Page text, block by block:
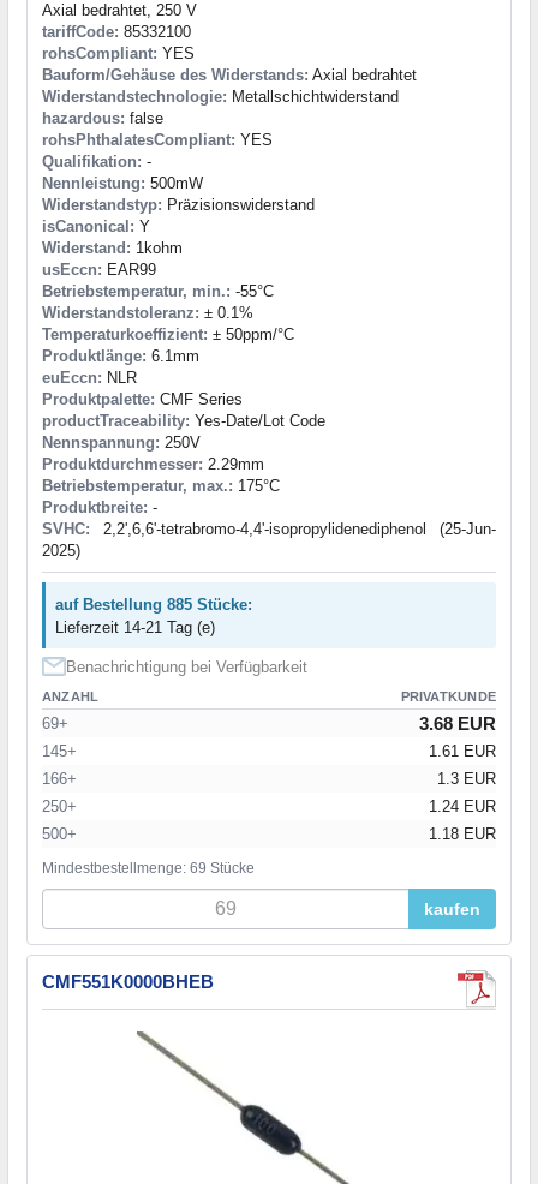
Axial bedrahtet, 250 V
tariffCode: 85332100
rohsCompliant: YES
Bauform/Gehäuse des Widerstands: Axial bedrahtet
Widerstandstechnologie: Metallschichtwiderstand
hazardous: false
rohsPhthalatesCompliant: YES
Qualifikation: -
Nennleistung: 500mW
Widerstandstyp: Präzisionswiderstand
isCanonical: Y
Widerstand: 1kohm
usEccn: EAR99
Betriebstemperatur, min.: -55°C
Widerstandstoleranz: ± 0.1%
Temperaturkoeffizient: ± 50ppm/°C
Produktlänge: 6.1mm
euEccn: NLR
Produktpalette: CMF Series
productTraceability: Yes-Date/Lot Code
Nennspannung: 250V
Produktdurchmesser: 2.29mm
Betriebstemperatur, max.: 175°C
Produktbreite: -
SVHC: 2,2',6,6'-tetrabromo-4,4'-isopropylidenediphenol (25-Jun-
2025)
auf Bestellung 885 Stücke:
Lieferzeit 14-21 Tag (e)
Benachrichtigung bei Verfügbarkeit
ANZAHL PRIVATKUNDE
69+ 3.68 EUR
145+
1.61 EUR
166+
1.3 EUR
250+
1.24 EUR
500+
1.18 EUR
Mindestbestellmenge: 69 Stücke
kaufen
CMF551K0000BHEB